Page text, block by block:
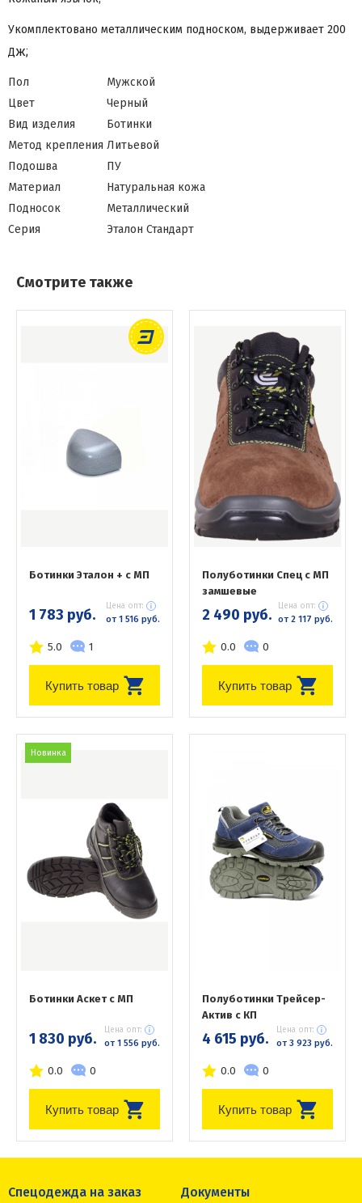
Укомплектовано металлическим подноском, выдерживает 200
Дж;
Пол
Мужской
Цвет
Черный
Вид изделия
Ботинки
Метод крепления Литьевой
Подошва
ПУ
Материал
Натуральная кожа
Подносок
Металлический
Серия
Эталон Стандарт
Смотрите также
Ботинки Эталон + с МП
1 783 руб. Цена опт:
от 1 516 руб.
5.0 1
Купить товар
Полуботинки Спец с МП
замшевые
2 490 руб. Цена опт:
от 2 117 руб.
0.0 0
Купить товар
Новинка
Ботинки Аскет с МП
1 830 руб. Цена опт:
от 1 556 руб.
0.0 0
Купить товар
Полуботинки Трейсер-
Актив с КП
4 615 руб. Цена опт:
от 3 923 руб.
0.0 0
Купить товар
Спецодежда на заказ
Документы